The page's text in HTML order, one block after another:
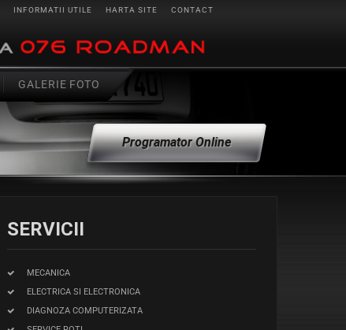
GALERIE FOTO
INFORMATII UTILE HARTA SITE CONTACT
Programator Online
SERVICII
MECANICA
ELECTRICA SI ELECTRONICA
DIAGNOZA COMPUTERIZATA